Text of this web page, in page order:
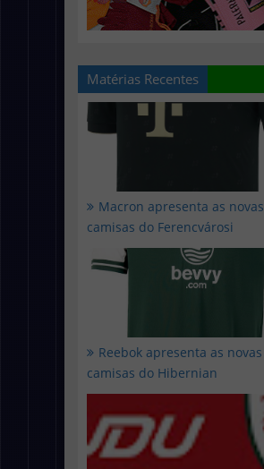
Matérias Recentes
Macron apresenta as novas
camisas do Ferencvárosi
Reebok apresenta as novas
camisas do Hibernian